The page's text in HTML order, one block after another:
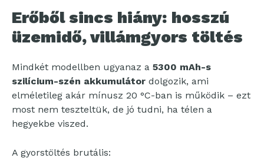
Erőből sincs hiány: hosszú
üzemidő, villámgyors töltés
Mindkét modellben ugyanaz a 5300 mAh-s
szilícium-szén akkumulátor dolgozik, ami
elméletileg akár mínusz 20 °C-ban is működik – ezt
most nem teszteltük, de jó tudni, ha télen a
hegyekbe viszed.
A gyorstöltés brutális: